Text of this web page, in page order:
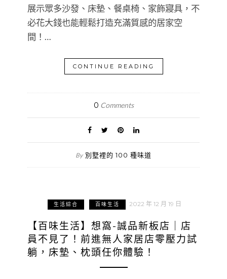
展示眾多沙發、床墊、餐桌椅、家飾寢具，不
必花大錢也能輕鬆打造充滿質感的居家空
間！…
CONTINUE READING
0 Comments
By 別墅裡的 100 種味道
生活綜合 百味生活 2022 年 12 月 19 日
【百味生活】想窩-誠品新板店｜店
員不見了！前進無人家居店零壓力試
躺，床墊、枕頭任你體驗！